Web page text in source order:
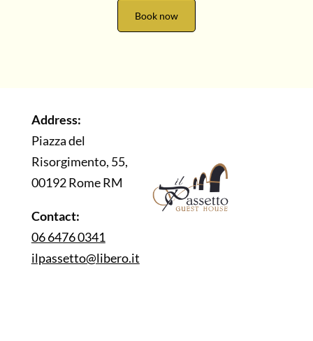
Book now
Address:
Piazza del
Risorgimento, 55,
00192 Rome RM
Contact:
06 6476 0341
ilpassetto@libero.it